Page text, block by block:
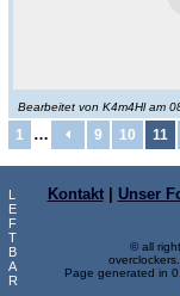
Bearbeitet von K4m4Hl am
1 … 9 10 11
L
E
F
T
B
A
R
Kontakt| Unser
© all
Page generated in